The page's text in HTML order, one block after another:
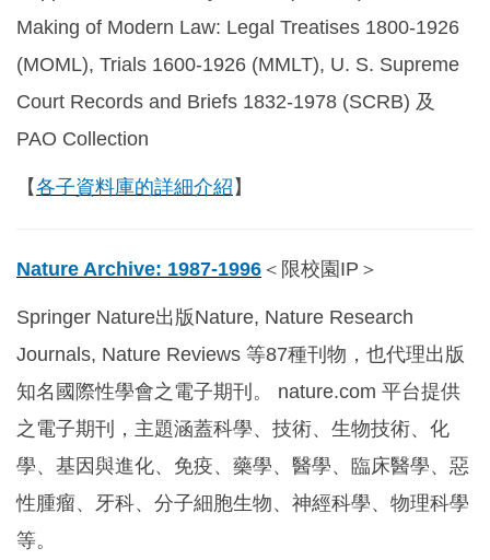
Making of Modern Law: Legal Treatises 1800-1926
(MOML), Trials 1600-1926 (MMLT), U. S. Supreme
Court Records and Briefs 1832-1978 (SCRB) 及
PAO Collection
【各子資料庫的詳細介紹 】
Nature Archive: 1987-1996 ＜限校園IP＞
Springer Nature出版Nature, Nature Research
Journals, Nature Reviews 等87種刊物，也代理出版
知名國際性學會之電子期刊。 nature.com 平台提供
之電子期刊，主題涵蓋科學、技術、生物技術、化
學、基因與進化、免疫、藥學、醫學、臨床醫學、惡
性腫瘤、牙科、分子細胞生物、神經科學、物理科學
等。